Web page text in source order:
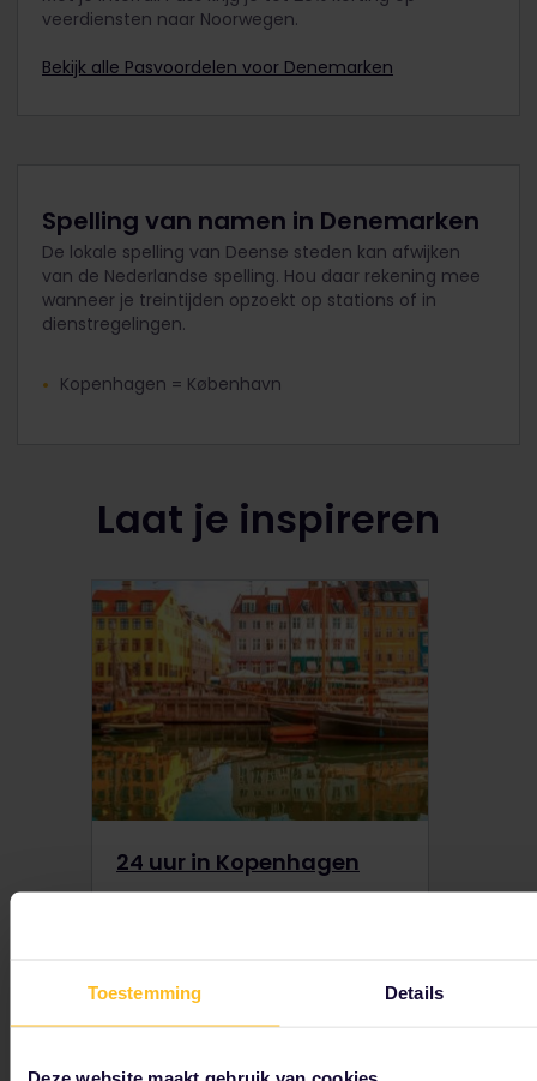
Toestemming Details
Deze website maakt gebruik van cookies
veerdiensten naar Noorwegen.
Bekijk alle Pasvoordelen voor Denemarken
Spelling van namen in Denemarken
De lokale spelling van Deense steden kan afwijken
van de Nederlandse spelling. Hou daar rekening mee
wanneer je treintijden opzoekt op stations of in
dienstregelingen.
Kopenhagen = København
Laat je inspireren
24 uur in Kopenhagen